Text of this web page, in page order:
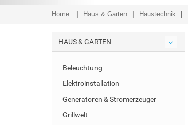
Home Haus & Garten Haustechnik
HAUS & GARTEN
Beleuchtung
Elektroinstallation
Generatoren & Stromerzeuger
Grillwelt